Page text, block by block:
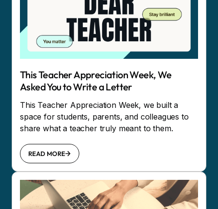
This Teacher Appreciation Week, We
Asked You to Write a Letter
This Teacher Appreciation Week, we built a
space for students, parents, and colleagues to
share what a teacher truly meant to them.
READ MORE